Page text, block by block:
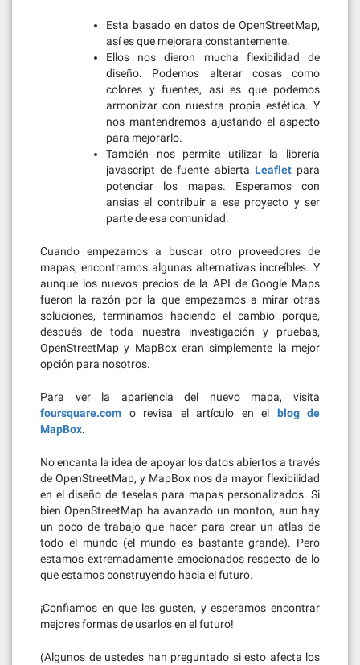
Esta basado en datos de OpenStreetMap,
así es que mejorara constantemente.
Ellos nos dieron mucha flexibilidad de
diseño. Podemos alterar cosas como
colores y fuentes, así es que podemos
armonizar con nuestra propia estética. Y
nos mantendremos ajustando el aspecto
para mejorarlo.
También nos permite utilizar la librería
javascript de fuente abierta Leafletpara
potenciar los mapas. Esperamos con
ansias el contribuir a ese proyecto y ser
parte de esa comunidad.
Cuando empezamos a buscar otro proveedores de
mapas, encontramos algunas alternativas increíbles. Y
aunque los nuevos precios de la API de Google Maps
fueron la razón por la que empezamos a mirar otras
soluciones, terminamos haciendo el cambio porque,
después de toda nuestra investigación y pruebas,
OpenStreetMap y MapBox eran simplemente la mejor
opción para nosotros.
Para ver la apariencia del nuevo mapa, visita
foursquare.com o revisa el artículo en el blog de
MapBox.
No encanta la idea de apoyar los datos abiertos a través
de OpenStreetMap, y MapBox nos da mayor flexibilidad
en el diseño de teselas para mapas personalizados. Si
bien OpenStreetMap ha avanzado un monton, aun hay
un poco de trabajo que hacer para crear un atlas de
todo el mundo (el mundo es bastante grande). Pero
estamos extremadamente emocionados respecto de lo
que estamos construyendo hacia el futuro.
¡Confiamos en que les gusten, y esperamos encontrar
mejores formas de usarlos en el futuro!
(Algunos de ustedes han preguntado si esto afecta los